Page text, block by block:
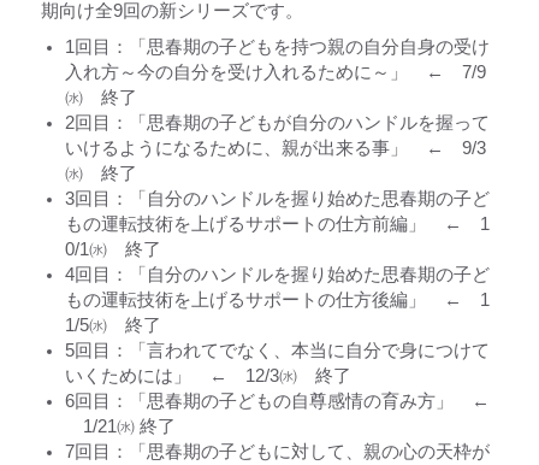
期向け全9回の新シリーズです。
1回目：「思春期の子どもを持つ親の自分自身の受け
入れ方～今の自分を受け入れるために～」 ← 7/9
㈬ 終了
2回目：「思春期の子どもが自分のハンドルを握って
いけるようになるために、親が出来る事」 ← 9/3
㈬ 終了
3回目：「自分のハンドルを握り始めた思春期の子ど
もの運転技術を上げるサポートの仕方前編」 ← 1
0/1㈬ 終了
4回目：「自分のハンドルを握り始めた思春期の子ど
もの運転技術を上げるサポートの仕方後編」 ← 1
1/5㈬ 終了
5回目：「言われてでなく、本当に自分で身につけて
いくためには」 ← 12/3㈬ 終了
6回目：「思春期の子どもの自尊感情の育み方」 ←
1/21㈬ 終了
7回目：「思春期の子どもに対して、親の心の天枠が